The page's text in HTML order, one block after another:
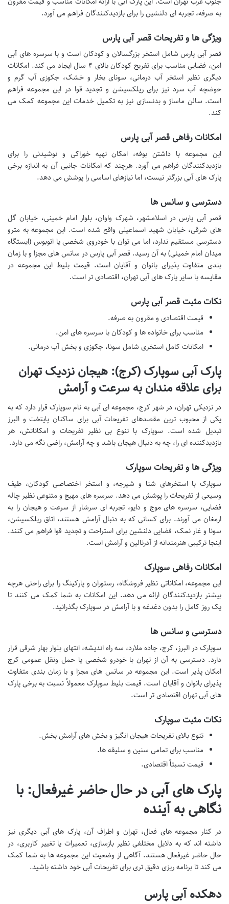
به صرفه، تجربه ای دلنشین را برای بازدیدکنندگان فراهم می آورد.
ویژگی ها و تفریحات قصر آبی پارس
قصر آبی پارس شامل استخر بزرگسالان و کودکان است و با سرسره های آبی
امن، فضایی مناسب برای تفریح کودکان بالای ۴ سال ایجاد می کند. امکانات
دیگری نظیر استخر آب درمانی، سونای بخار و خشک، جکوزی آب گرم و
حوضچه آب سرد نیز برای ریلکسیشن و تجدید قوا در این مجموعه فراهم
است. سالن ماساژ و بدنسازی نیز به تکمیل خدمات این مجموعه کمک می
کند.
امکانات رفاهی قصر آبی پارس
این مجموعه با داشتن بوفه، امکان تهیه خوراکی و نوشیدنی را برای
بازدیدکنندگان فراهم می آورد. هرچند که امکانات جانبی آن به اندازه برخی
پارک های آبی بزرگتر نیست، اما نیازهای اساسی را پوشش می دهد.
دسترسی و سانس ها
قصر آبی پارس در اسلامشهر، شهرک واوان، بلوار امام خمینی، خیابان گل
های شرقی، خیابان شهید اسماعیلی واقع شده است. این مجموعه به مترو
دسترسی مستقیم ندارد، اما می توان با خودروی شخصی یا اتوبوس (ایستگاه
میدان امام خمینی) به آن رسید. قصر آبی پارس در سانس های مجزا و با زمان
بندی متفاوت پذیرای بانوان و آقایان است. قیمت بلیط این مجموعه در
مقایسه با سایر پارک های آبی تهران، اقتصادی تر است.
نکات مثبت قصر آبی پارس
قیمت اقتصادی و مقرون به صرفه.
مناسب برای خانواده ها و کودکان با سرسره های امن.
امکانات کامل استخری شامل سونا، جکوزی و بخش آب درمانی.
پارک آبی سوپارک (کرج): هیجان نزدیک تهران
برای علاقه مندان به سرعت و آرامش
در نزدیکی تهران، در شهر کرج، مجموعه ای آبی به نام سوپارک قرار دارد که به
یکی از محبوب ترین مقصدهای تفریحات آبی برای ساکنان پایتخت و البرز
تبدیل شده است. سوپارک با تنوع بی نظیر تفریحات و امکاناتش، هر
بازدیدکننده ای را، چه به دنبال هیجان باشد و چه آرامش، راضی نگه می دارد.
ویژگی ها و تفریحات سوپارک
سوپارک با استخرهای شنا و شیرجه، و استخر اختصاصی کودکان، طیف
وسیعی از تفریحات را پوشش می دهد. سرسره های مهیج و متنوعی نظیر چاله
فضایی، سرسره های موج و دایو، تجربه ای سرشار از سرعت و هیجان را به
ارمغان می آورند. برای کسانی که به دنبال آرامش هستند، اتاق ریلکسیشن،
سونا و غار نمک، فضایی دلنشین برای استراحت و تجدید قوا فراهم می کنند.
اینجا ترکیبی هنرمندانه از آدرنالین و آرامش است.
امکانات رفاهی سوپارک
این مجموعه، امکاناتی نظیر فروشگاه، رستوران و پارکینگ را برای راحتی هرچه
بیشتر بازدیدکنندگان ارائه می دهد. این امکانات به شما کمک می کنند تا
یک روز کامل را بدون دغدغه و با آرامش در سوپارک بگذرانید.
دسترسی و سانس ها
سوپارک در البرز، کرج، جاده ملارد، سه راه اندیشه، انتهای بلوار بهار شرقی قرار
دارد. دسترسی به آن از تهران با خودرو شخصی یا حمل ونقل عمومی کرج
امکان پذیر است. این مجموعه در سانس های مجزا و با زمان بندی متفاوت
پذیرای بانوان و آقایان است. قیمت بلیط سوپارک معمولاً نسبت به برخی پارک
های آبی تهران اقتصادی تر است.
نکات مثبت سوپارک
تنوع بالای تفریحات هیجان انگیز و بخش های آرامش بخش.
مناسب برای تمامی سنین و سلیقه ها.
قیمت نسبتاً اقتصادی.
پارک های آبی در حال حاضر غیرفعال: با
نگاهی به آینده
در کنار مجموعه های فعال، تهران و اطراف آن، پارک های آبی دیگری نیز
داشته اند که به دلایل مختلفی نظیر بازسازی، تعمیرات یا تغییر کاربری، در
حال حاضر غیرفعال هستند. آگاهی از وضعیت این مجموعه ها به شما کمک
می کند تا برنامه ریزی دقیق تری برای تفریحات آبی خود داشته باشید.
دهکده آبی پارس